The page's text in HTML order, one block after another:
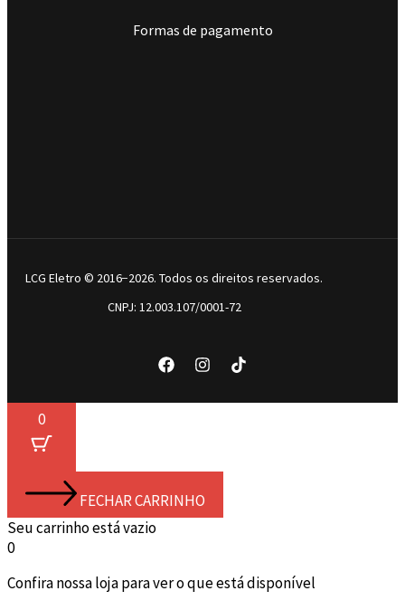
Formas de pagamento
LCG Eletro © 2016−2026. Todos os direitos reservados.
CNPJ: 12.003.107/0001-72
0
FECHAR CARRINHO
Seu carrinho está vazio
0
Confira nossa loja para ver o que está disponível